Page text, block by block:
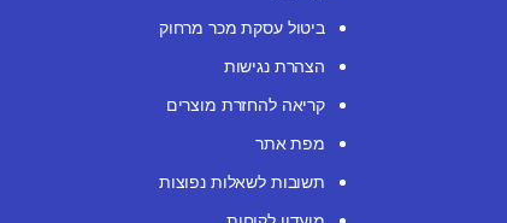
ביטול עסקת מכר מרחוק
הצהרת נגישות
קריאה להחזרת מוצרים
מפת אתר
תשובות לשאלות נפוצות